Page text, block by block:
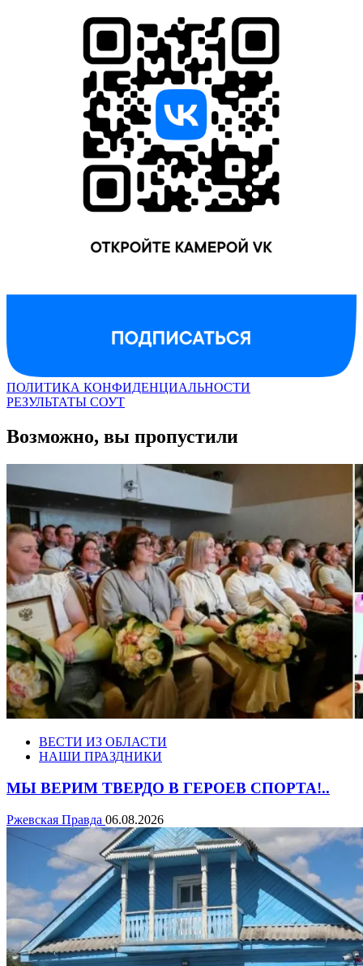
ПОЛИТИКА КОНФИДЕНЦИАЛЬНОСТИ
РЕЗУЛЬТАТЫ СОУТ
Возможно, вы пропустили
ВЕСТИ ИЗ ОБЛАСТИ
НАШИ ПРАЗДНИКИ
МЫ ВЕРИМ ТВЕРДО В ГЕРОЕВ СПОРТА!..
Ржевская Правда 06.08.2026